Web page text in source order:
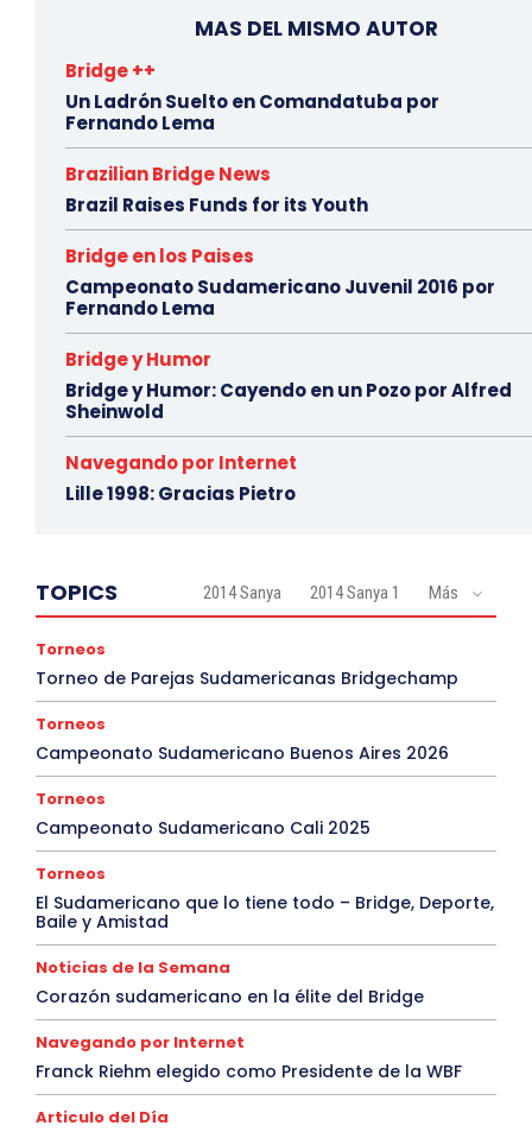
MAS DEL MISMO AUTOR
Bridge ++
Un Ladrón Suelto en Comandatuba por
Fernando Lema
Brazilian Bridge News
Brazil Raises Funds for its Youth
Bridge en los Paises
Campeonato Sudamericano Juvenil 2016 por
Fernando Lema
Bridge y Humor
Bridge y Humor: Cayendo en un Pozo por Alfred
Sheinwold
Navegando por Internet
Lille 1998: Gracias Pietro
TOPICS 2014 Sanya 2014 Sanya 1 Más
Torneos
Torneo de Parejas Sudamericanas Bridgechamp
Torneos
Campeonato Sudamericano Buenos Aires 2026
Torneos
Campeonato Sudamericano Cali 2025
Torneos
El Sudamericano que lo tiene todo – Bridge, Deporte,
Baile y Amistad
Noticias de la Semana
Corazón sudamericano en la élite del Bridge
Navegando por Internet
Franck Riehm elegido como Presidente de la WBF
Articulo del Día